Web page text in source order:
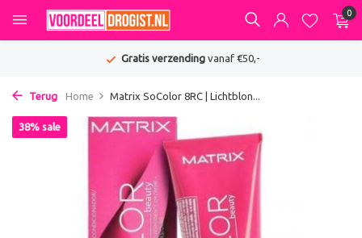
0
Gratis verzendingvanaf €50,-
Terug Home Matrix SoColor 8RC | Lichtblon...
38% sale